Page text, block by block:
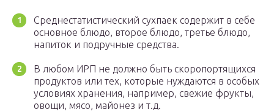
Среднестатистический сухпаек содержит в себе
основное блюдо, второе блюдо, третье блюдо,
напиток и подручные средства.
В любом ИРП не должно быть скоропортящихся
продуктов или тех, которые нуждаются в особых
условиях хранения, например, свежие фрукты,
овощи, мясо, майонез и т.д.